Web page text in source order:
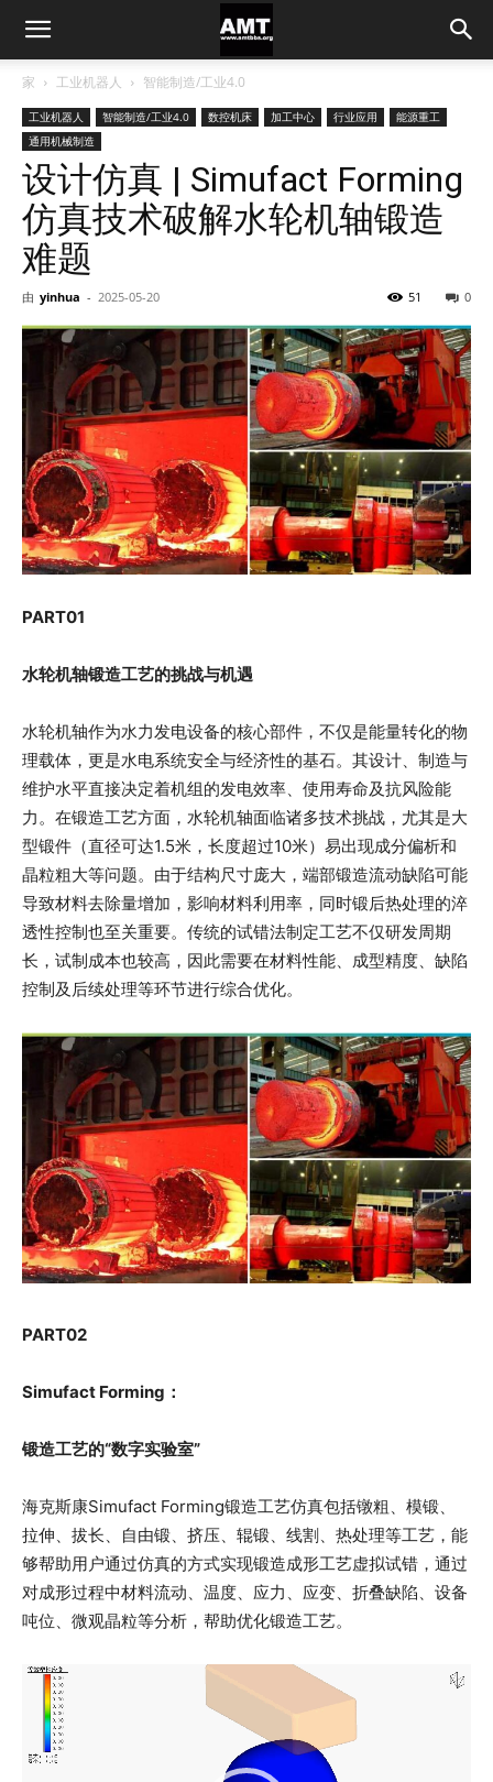
家 工业机器人 智能制造/工业4.0
工业机器人 智能制造/工业4.0 数控机床 加工中心 行业应用
能源重工
通用机械制造
设计仿真 | Simufact Forming
仿真技术破解水轮机轴锻造
难题
由 yinhua - 2025-05-20 0
51
PART01
水轮机轴锻造工艺的挑战与机遇
水轮机轴作为水力发电设备的核心部件，不仅是能量转化的物
理载体，更是水电系统安全与经济性的基石。其设计、制造与
维护水平直接决定着机组的发电效率、使用寿命及抗风险能
力。在锻造工艺方面，水轮机轴面临诸多技术挑战，尤其是大
型锻件（直径可达1.5米，长度超过10米）易出现成分偏析和
晶粒粗大等问题。由于结构尺寸庞大，端部锻造流动缺陷可能
导致材料去除量增加，影响材料利用率，同时锻后热处理的淬
透性控制也至关重要。传统的试错法制定工艺不仅研发周期
长，试制成本也较高，因此需要在材料性能、成型精度、缺陷
控制及后续处理等环节进行综合优化。
PART02
Simufact Forming：
锻造工艺的“数字实验室”
海克斯康Simufact Forming锻造工艺仿真包括镦粗、模锻、
拉伸、拔长、自由锻、挤压、辊锻、线割、热处理等工艺，能
够帮助用户通过仿真的方式实现锻造成形工艺虚拟试错，通过
对成形过程中材料流动、温度、应力、应变、折叠缺陷、设备
吨位、微观晶粒等分析，帮助优化锻造工艺。
视
放